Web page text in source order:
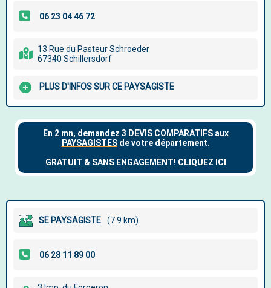
13 Rue du Pasteur Schroeder
67340 Schillersdorf
PLUS D'INFOS SUR CE PAYSAGISTE
SE PAYSAGISTE (7.9 km)